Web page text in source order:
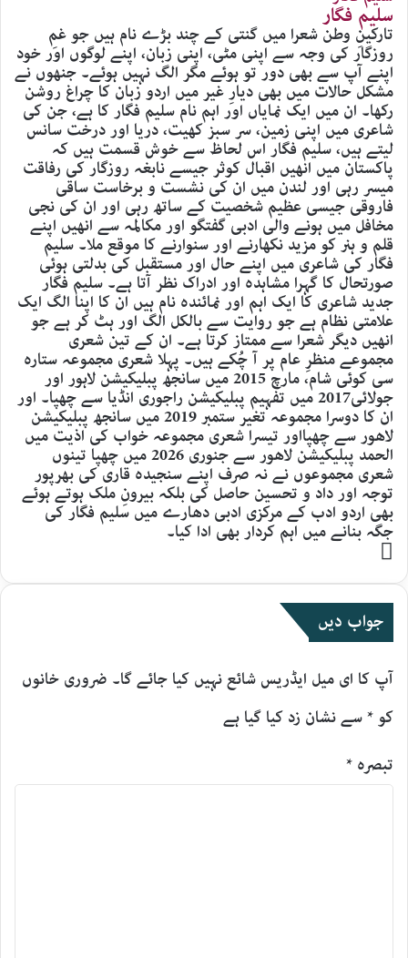
سلیم فگار
تارکینِ وطن شعرا میں گنتی کے چند بڑے نام ہیں جو غمِ
روزگار کی وجہ سے اپنی مٹی، اپنی زبان، اپنے لوگوں اور خود
اپنے آپ سے بھی دور تو ہوئے مگر الگ نہیں ہوئے۔ جنھوں نے
مشکل حالات میں بھی دیارِ غیر میں اردو زبان کا چراغ روشن
رکھا۔ ان میں ایک نمایاں اور اہم نام سلیم فگار کا ہے، جن کی
شاعری میں اپنی زمین، سر سبز کھیت، دریا اور درخت سانس
لیتے ہیں، سلیم فگار اس لحاظ سے خوش قسمت ہیں کہ
پاکستان میں انھیں اقبال کوثر جیسے نابغہ روزگار کی رفاقت
میسر رہی اور لندن میں ان کی نشست و برخاست ساقی
فاروقی جیسی عظیم شخصیت کے ساتھ رہی اور ان کی نجی
مخافل میں ہونے والی ادبی گفتگو اور مکالمہ سے انھیں اپنے
قلم و ہنر کو مزید نکھارنے اور سنوارنے کا موقع ملا۔ سلیم
فگار کی شاعری میں اپنے حال اور مستقبل کی بدلتی ہوئی
صورتحال کا گہرا مشاہدہ اور ادراک نظر آتا ہے۔ سلیم فگار
جدید شاعری کا ایک اہم اور نمائندہ نام ہیں ان کا اپنا الگ ایک
علامتی نظام ہے جو روایت سے بالکل الگ اور ہٹ کر ہے جو
انھیں دیگر شعرا سے ممتاز کرتا ہے۔ ان کے تین شعری
مجموعے منظرِ عام پر آ چُکے ہیں۔ پہلا شعری مجموعہ ستارہ
سی کوئی شام، مارچ 2015 میں سانجھ پبلیکیشن لاہور اور
جولائی2017 میں تفہیم پبلیکیشن راجوری انڈیا سے چھپا۔ اور
ان کا دوسرا مجموعہ تغیر ستمبر 2019 میں سانجھ پبلیکیشن
لاھور سے چھپااور تیسرا شعری مجموعہ خواب کی اذیت میں
الحمد پبلیکیشن لاھور سے جنوری 2026 میں چھپا تینوں
شعری مجموعوں نے نہ صرف اپنے سنجیدہ قاری کی بھرپور
توجہ اور داد و تحسین حاصل کی بلکہ بیرونِ ملک ہوتے ہوئے
بھی اردو ادب کے مرکزی ادبی دھارے میں سلیم فگار کی
جگہ بنانے میں اہم کردار بھی ادا کیا۔
جواب دیں
آپ کا ای میل ایڈریس شائع نہیں کیا جائے گا۔ ضروری خانوں
کو *سے نشان زد کیا گیا ہے
تبصرہ *